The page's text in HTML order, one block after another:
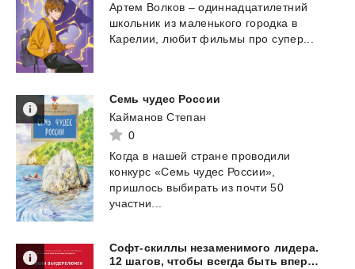
Артем Волков – одиннадцатилетний
школьник из маленького городка в
Карелии, любит фильмы про супер...
Семь чудес России
Кайманов Степан
0
Когда в нашей стране проводили
конкурс «Семь чудес России»,
пришлось выбирать из почти 50
участни...
Софт-скиллы незаменимого лидера.
12 шагов, чтобы всегда быть впереди